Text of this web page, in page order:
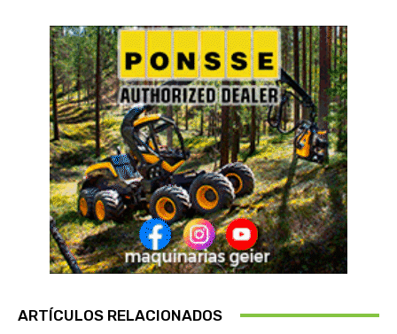
ARTÍCULOS RELACIONADOS